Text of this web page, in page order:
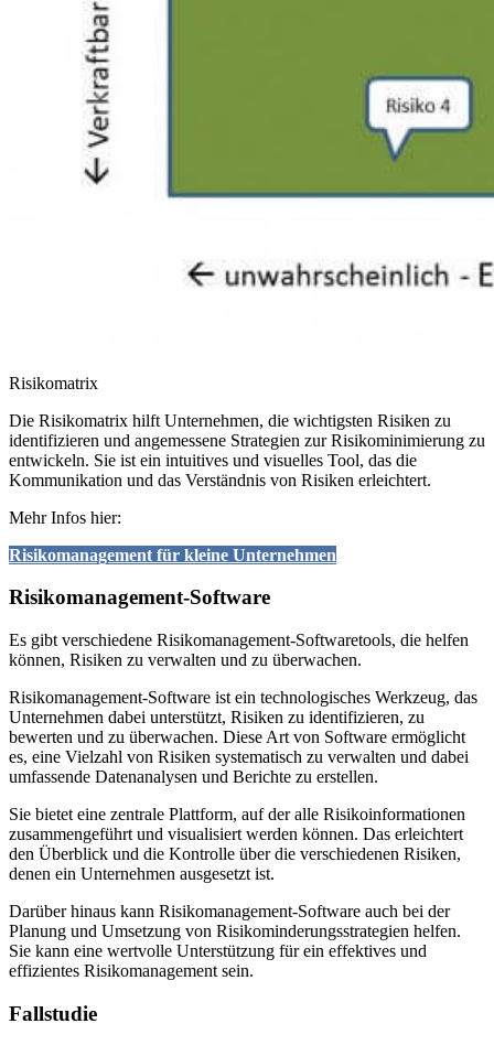
Risikomatrix
Die Risikomatrix hilft Unternehmen, die wichtigsten Risiken zu
identifizieren und angemessene Strategien zur Risikominimierung zu
entwickeln. Sie ist ein intuitives und visuelles Tool, das die
Kommunikation und das Verständnis von Risiken erleichtert.
Mehr Infos hier:
Risikomanagement für kleine Unternehmen
Risikomanagement-Software
Es gibt verschiedene Risikomanagement-Softwaretools, die helfen
können, Risiken zu verwalten und zu überwachen.
Risikomanagement-Software ist ein technologisches Werkzeug, das
Unternehmen dabei unterstützt, Risiken zu identifizieren, zu
bewerten und zu überwachen. Diese Art von Software ermöglicht
es, eine Vielzahl von Risiken systematisch zu verwalten und dabei
umfassende Datenanalysen und Berichte zu erstellen.
Sie bietet eine zentrale Plattform, auf der alle Risikoinformationen
zusammengeführt und visualisiert werden können. Das erleichtert
den Überblick und die Kontrolle über die verschiedenen Risiken,
denen ein Unternehmen ausgesetzt ist.
Darüber hinaus kann Risikomanagement-Software auch bei der
Planung und Umsetzung von Risikominderungsstrategien helfen.
Sie kann eine wertvolle Unterstützung für ein effektives und
effizientes Risikomanagement sein.
Fallstudie